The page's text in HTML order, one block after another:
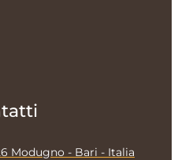
Modugno - Bari - Italia